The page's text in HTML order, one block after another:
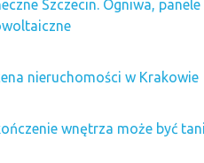
Szczecin. Ogniwa, panele
nieruchomości w Krakowie
wnętrza może być